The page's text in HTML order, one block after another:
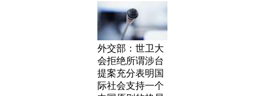
外交部：世卫大
会拒绝所谓涉台
提案充分表明国
际社会支持一个